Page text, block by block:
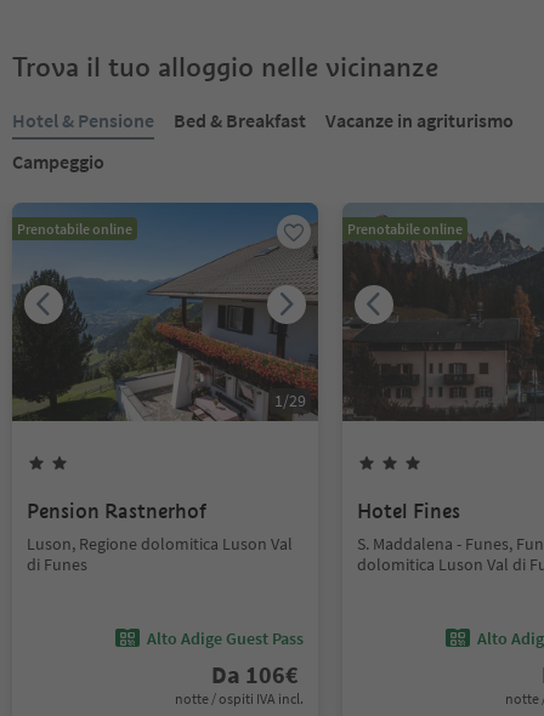
Trova il tuo alloggio nelle vicinanze
Hotel & Pensione Bed & Breakfast
Vacanze in agriturismo
Campeggio
Prenotabile online
1/29
Pension Rastnerhof
Luson, Regione dolomitica Luson Val
di Funes
Alto Adige Guest Pass
Da 106€
notte / ospiti IVA incl.
Prenotabile online
Hotel Fines
S. Maddalena - Funes,
dolomitica Luson Val di
Alto
notte